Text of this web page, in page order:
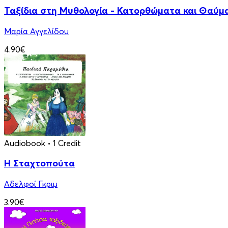
Ταξίδια στη Μυθολογία - Κατορθώματα και
Μαρία Αγγελίδου
4.90€
Audiobook • 1 Credit
Η Σταχτοπούτα
Αδελφοί Γκριμ
3.90€